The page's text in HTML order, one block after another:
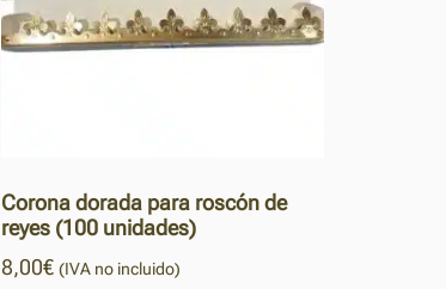
Corona dorada para roscón de
reyes (100 unidades)
8,00€ (IVA no incluido)